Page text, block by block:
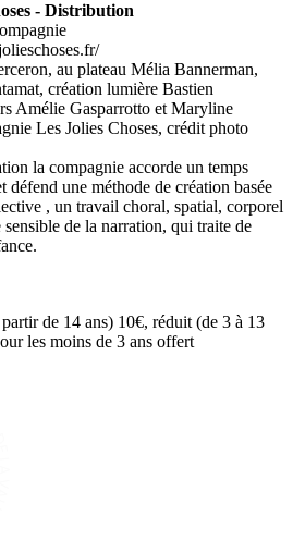
- Distribution
au plateau Mélia Bannerman,
création lumière Bastien
Amélie Gasparrotto et Maryline
Les Jolies Choses, crédit photo
la compagnie accorde un temps
défend une méthode de création basée
, un travail choral, spatial, corporel
de la narration, qui traite de
de 14 ans) 10€, réduit (de 3 à 13
les moins de 3 ans offert